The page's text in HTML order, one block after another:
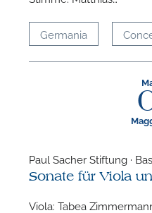
Germania
Paul Sacher Stiftung ·
Sonate für Viola
Viola: Tabea